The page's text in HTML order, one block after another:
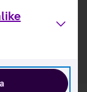
väljalõige kuvab
kõne teavitust.